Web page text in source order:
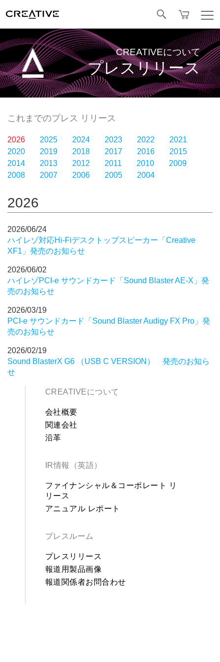
CREATIVEについて
プレスリリース
これまでのプレス リリース
2026 2025 2024 2023 2022
2021
2020
2019 2018 2017 2016
2015
2014
2013 2012 2011 2010
2009
2008
2007 2006 2005 2004
2026
2026/06/24
ハイレゾ対応Hi-Fiデスクトップスピーカー「Creative
XF1」発売のお知らせ
2026/06/02
ハイレゾPCI-e サウンドカード「Sound Blaster AE-X」発
売のお知らせ
2026/03/19
PCI-e サウンドカード「Sound Blaster Audigy FX Pro」発
売のお知らせ
2026/02/19
Sound BlasterX G6 （USB C VERSION） 発売のお知ら
せ
CREATIVEについて
会社概要
関連会社
沿革
IR情報（英語）
ファイナンシャル＆コーポレート リ
リース
アニュアル レポート
プレスルーム
プレスリリース
報道用製品画像
報道関係者お問合わせ
Facebook